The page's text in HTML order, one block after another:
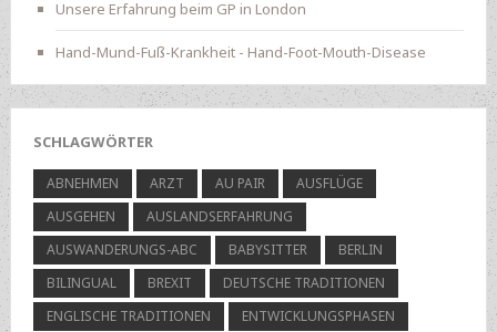
Unsere Erfahrung beim GP in London
Hand-Mund-Fuß-Krankheit - Hand-Foot-Mouth-Disease
SCHLAGWÖRTER
ABNEHMEN ARZT AU PAIR
AUSFLÜGE
AUSGEHEN
AUSLANDSERFAHRUNG
AUSWANDERUNGS-ABC
BABYSITTER
BERLIN
BILINGUAL
BREXIT
DEUTSCHE TRADITIONEN
ENGLISCHE TRADITIONEN
ENTWICKLUNGSPHASEN